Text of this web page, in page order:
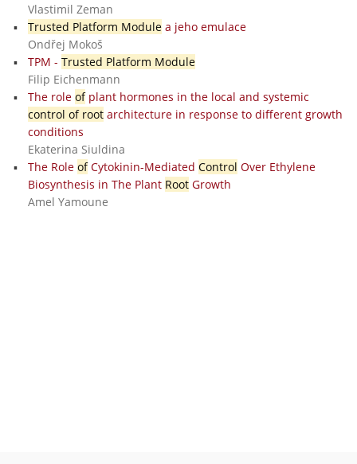
Vlastimil Zeman
Trusted Platform Modulea jeho emulace
Ondřej Mokoš
TPM - Trusted Platform Module
Filip Eichenmann
The role ofplant hormones in the local and systemic
control of rootarchitecture in response to different growth
conditions
Ekaterina Siuldina
The Role ofCytokinin-Mediated Control Over Ethylene
Biosynthesis in The Plant RootGrowth
Amel Yamoune